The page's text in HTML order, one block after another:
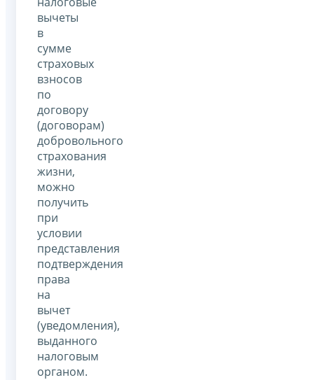
вычеты
в
сумме
страховых
взносов
по
договору
(договорам)
добровольного
страхования
жизни,
можно
получить
при
условии
представления
подтверждения
права
на
вычет
(уведомления),
выданного
налоговым
органом.